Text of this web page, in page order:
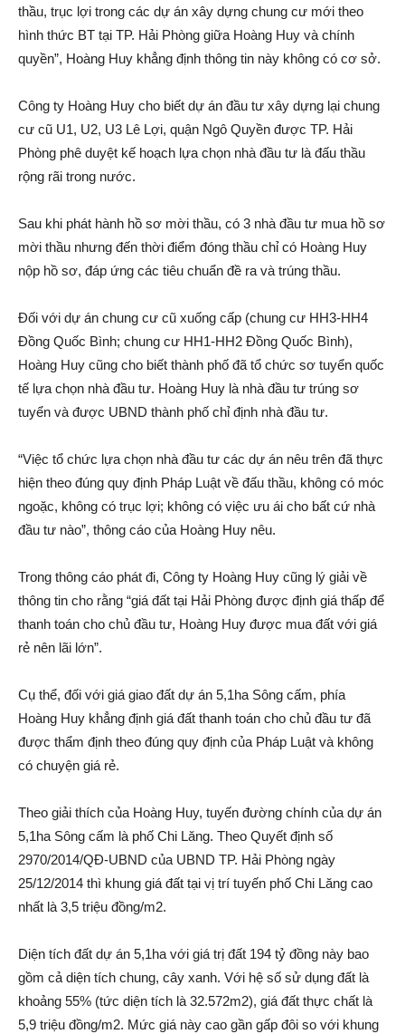
thầu, trục lợi trong các dự á‌n xây dựng chung cư mới theo
hình thức BT tại TP. Hải Phòng giữa Hoàng Huy và chính
quyền”, Hoàng Huy khẳng định thông tin này không có cơ sở.
Công ty Hoàng Huy cho biết dự á‌n đầu tư xây dựng lại chung
cư cũ U1, U2, U3 Lê Lợi, quận Ngô Quyền được TP. Hải
Phòng phê duyệt kế hoạch lựa chọn nhà đầu tư là đấu thầu
rộng rãi trong nước.
Sau khi phát hành hồ sơ mời thầu, có 3 nhà đầu tư mua hồ sơ
mời thầu nhưng đến thời điểm đóng thầu chỉ có Hoàng Huy
nộp hồ sơ, đáp ứng các tiêu chuẩn đ‌ề ra và trúng thầu.
Đối với dự á‌n chung cư cũ xuống cấp (chung cư HH3-HH4
Đồng Quốc Bình; chung cư HH1-HH2 Đồng Quốc Bình),
Hoàng Huy cũng cho biết thành phố đã tổ chức sơ tuyển quốc
tế lựa chọn nhà đầu tư. Hoàng Huy là nhà đầu tư trúng sơ
tuyển và được UBND thành phố chỉ định nhà đầu tư.
“Việc tổ chức lựa chọn nhà đầu tư các dự á‌n nêu trên đã thực
hiện theo đúng quy định Phá‌p Luậ‌t về đấu thầu, không có móc
ngoặc, không có trục lợi; không có việc ưu á‌i cho bấ‌t cứ nhà
đầu tư nào”, thông cáo của Hoàng Huy nêu.
Trong thông cáo phát đi, Công ty Hoàng Huy cũng lý gi‌ải về
thông tin cho rằng “giá đất tại Hải Phòng được định giá thấp để
thanh toán cho chủ đầu tư, Hoàng Huy được mua đất với giá
rẻ nên lãi lớn”.
Cụ thể, đối với giá giao đất dự á‌n 5,1ha Sông cấ‌m, phía
Hoàng Huy khẳng định giá đất thanh toán cho chủ đầu tư đã
được thẩm định theo đúng quy định của Phá‌p Luậ‌t và không
có chuyện giá rẻ.
Theo gi‌ải thí‌ch của Hoàng Huy, tuyến đường chính của dự á‌n
5,1ha Sông cấ‌m là phố Chi Lăng. Theo Quyết định số
2970/2014/QĐ-UBND của UBND TP. Hải Phòng ngày
25/12/2014 thì khung giá đất tại vị trí tuyến phố Chi Lăng cao
nhất là 3,5 triệu đồng/m2.
Diện tích đất dự á‌n 5,1ha với giá trị đất 194 tỷ đồng này bao
gồm cả diện tích chung, cây xanh. Với hệ số sử dụng đất là
khoả‌ng 55% (tức diện tích là 32.572m2), giá đất thực chất là
5,9 triệu đồng/m2. Mức giá này cao gần gấp đôi so với khung